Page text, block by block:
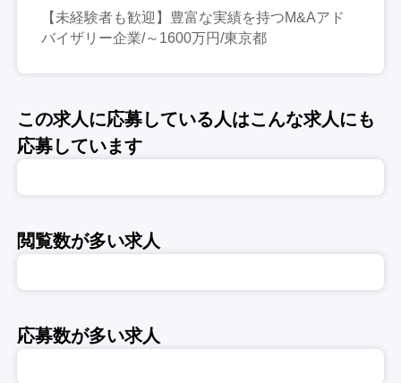
【未経験者も歓迎】豊富な実績を持つM&Aアド
バイザリー企業/～1600万円/東京都
この求人に応募している人はこんな求人にも
応募しています
閲覧数が多い求人
応募数が多い求人